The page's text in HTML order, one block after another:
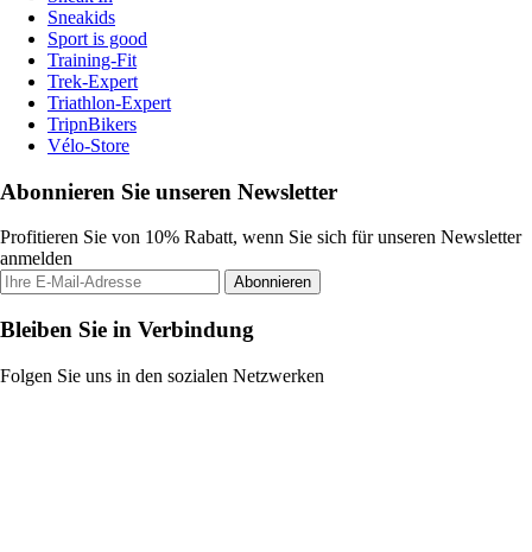
Sneakids
Sport is good
Training-Fit
Trek-Expert
Triathlon-Expert
TripnBikers
Vélo-Store
Abonnieren Sie unseren Newsletter
Profitieren Sie von 10% Rabatt, wenn Sie sich für unseren Newsletter
anmelden
Abonnieren
Bleiben Sie in Verbindung
Folgen Sie uns in den sozialen Netzwerken